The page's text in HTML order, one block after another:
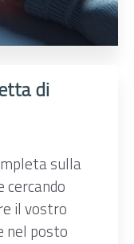
di
sulla
il vostro
nel posto